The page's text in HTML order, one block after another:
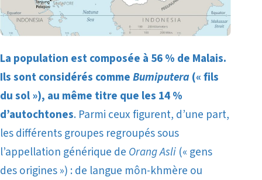
La population est composée à 56 % de Malais.
Ils sont considérés commeBumiputera(«fils
du sol »), au même titre que les 14 %
d’autochtones. Parmi ceux figurent, d’une part,
les différents groupes regroupés sous
l’appellation générique de Orang Asli (« gens
des origines ») : de langue môn-khmère ou